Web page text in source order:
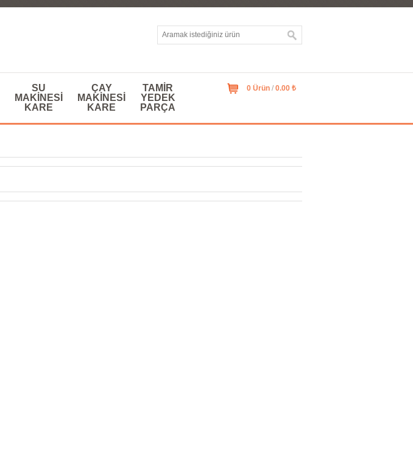
SU
MAKINESI
KARE
ÇAY
MAKINESI
KARE
TAMIR
YEDEK
PARÇA
0 Ürün / 0.00 ₺